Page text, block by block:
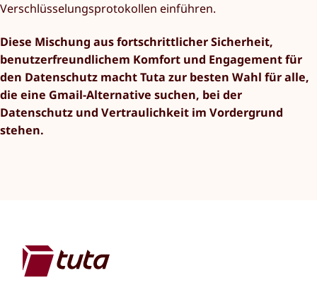
Verschlüsselungsprotokollen einführen.
Diese Mischung aus fortschrittlicher Sicherheit,
benutzerfreundlichem Komfort und Engagement für
den Datenschutz macht Tuta zur besten Wahl für alle,
die eine Gmail-Alternative suchen, bei der
Datenschutz und Vertraulichkeit im Vordergrund
stehen.